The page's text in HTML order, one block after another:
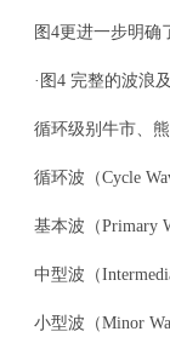
图4更进一步明确
·图4 完整的波浪
循环级别牛市、
循环波（Cycle
基本波（Primary
中型波（
小型波（Minor